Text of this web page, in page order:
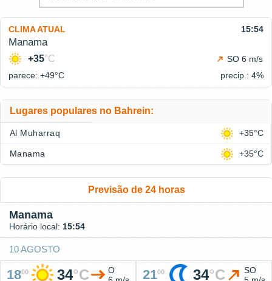
CLIMA ATUAL 15:54
Manama
+35°C
SO 6 m/s
parece: +49°C precip.: 4%
Lugares populares no Bahrein:
Al Muharraq +35°C
Manama +35°C
Previsão de 24 horas
Manama
Horário local: 15:54
10 AGOSTO
1800 34°C
O
2100 34°C
SO